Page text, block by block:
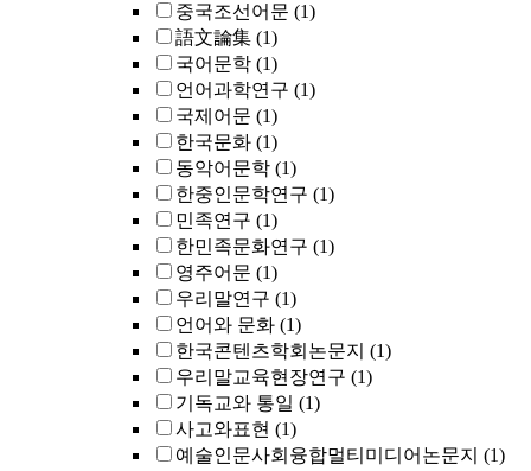
중국조선어문 (1)
語文論集 (1)
국어문학 (1)
언어과학연구 (1)
국제어문 (1)
한국문화 (1)
동악어문학 (1)
한중인문학연구 (1)
민족연구 (1)
한민족문화연구 (1)
영주어문 (1)
우리말연구 (1)
언어와 문화 (1)
한국콘텐츠학회논문지 (1)
우리말교육현장연구 (1)
기독교와 통일 (1)
사고와표현 (1)
예술인문사회융합멀티미디어논문지 (1)